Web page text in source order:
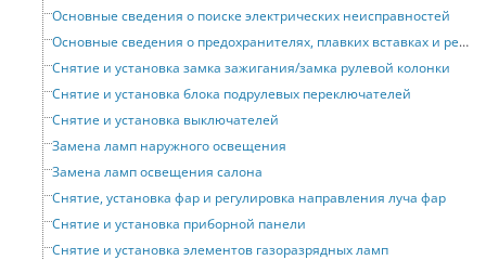
Основные сведения о поиске электрических неисправностей
Основные сведения о предохранителях, плавких вставках и реле
Снятие и установка замка зажигания/замка рулевой колонки
Снятие и установка блока подрулевых переключателей
Снятие и установка выключателей
Замена ламп наружного освещения
Замена ламп освещения салона
Снятие, установка фар и регулировка направления луча фар
Снятие и установка приборной панели
Снятие и установка элементов газоразрядных ламп